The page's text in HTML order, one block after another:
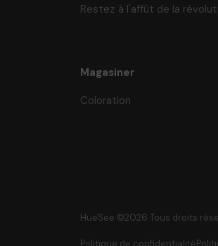
Restez à l'affût de la
Magasiner
Coloration
HueSee ©2026 Tous droits
Politique de confidentialité